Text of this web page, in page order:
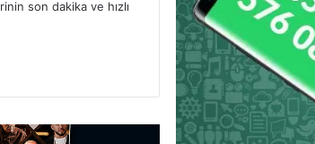
son dakika ve hızlı